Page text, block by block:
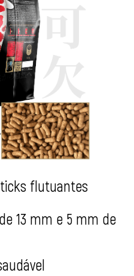
flutuantes
13 mm e 5 mm de